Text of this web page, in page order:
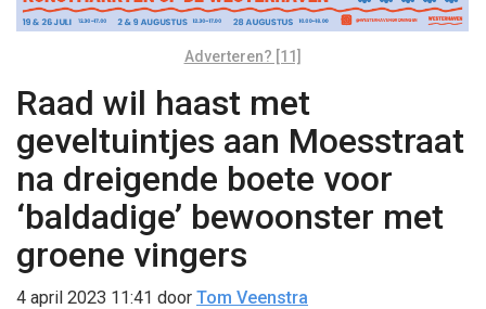
Adverteren? [11]
Raad wil haast met
geveltuintjes aan Moesstraat
na dreigende boete voor
‘baldadige’ bewoonster met
groene vingers
4 april 2023 11:41 door Tom Veenstra